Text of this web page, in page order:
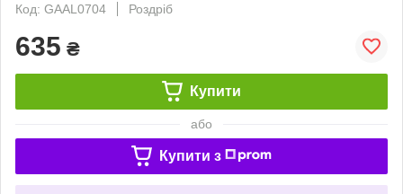
Код: GAAL0704
Роздріб
635 ₴
Купити
або
Купити з